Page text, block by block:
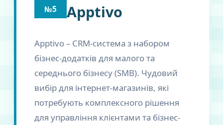
№5 Apptivo
Apptivo – CRM-система з набором
бізнес-додатків для малого та
середнього бізнесу (SMB). Чудовий
вибір для інтернет-магазинів, які
потребують комплексного рішення
для управління клієнтами та бізнес-